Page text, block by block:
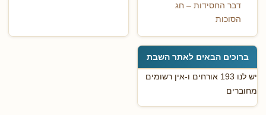
דבר החסידות – חג
הסוכות
ברוכים הבאים לאתר השבת
יש לנו 193 אורחים ו-אין רשומים
מחוברים